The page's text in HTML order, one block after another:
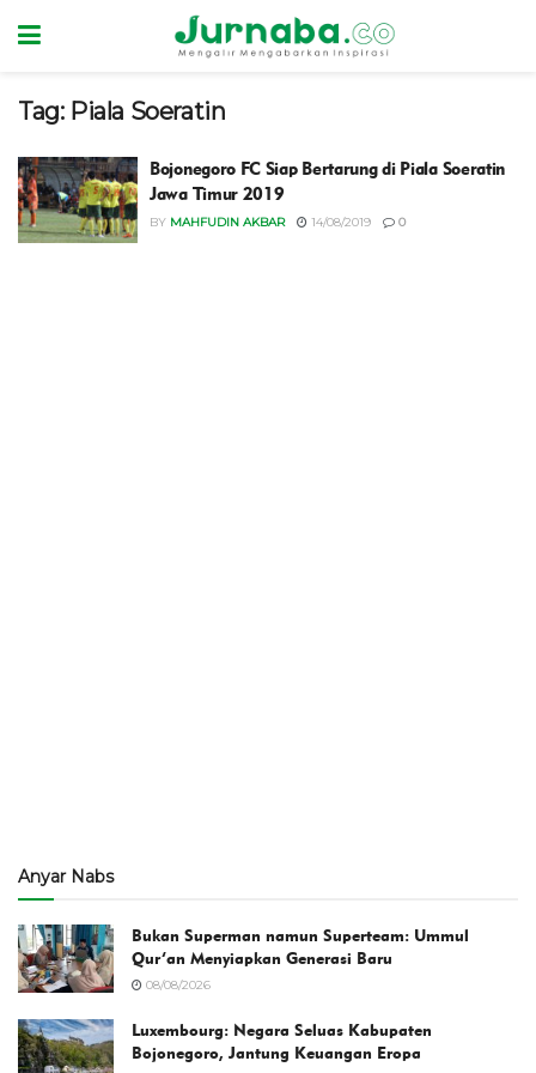
Tag: Piala Soeratin
Bojonegoro FC Siap Bertarung di Piala Soeratin
Jawa Timur 2019
BY MAHFUDIN AKBAR 14/08/2019 0
Anyar Nabs
Bukan Superman namun Superteam: Ummul
Qur’an Menyiapkan Generasi Baru
08/08/2026
Luxembourg: Negara Seluas Kabupaten
Bojonegoro, Jantung Keuangan Eropa